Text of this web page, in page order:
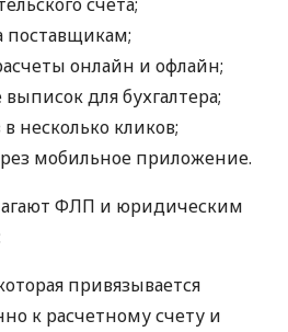
поставщикам;
онлайн и офлайн;
для бухгалтера;
несколько кликов;
мобильное приложение.
ФЛП и юридическим
привязывается
к расчетному счету и